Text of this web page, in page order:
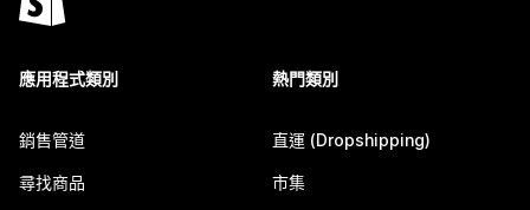
應用程式類別
銷售管道
尋找商品
熱門類別
直運 (Dropshipping)
市集